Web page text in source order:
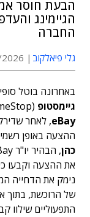
הבעת חוסר
הגיימינג
החברה
גלי פיאלקוב 12:21
באחרונה בוטל
גיימסטופ (GameStop) להשתלט על ענקית המסחר המקוון
eBay, לאחר
ההצעה באופן
כהן, הבהיר יו"ר eBay,
את ההצעה וקבעו
נימק את הדחייה
של הרוכשת, בתוך
התפעוליים שילוו